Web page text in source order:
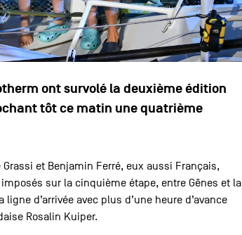
ont survolé la deuxième édition
tôt ce matin une quatrième
et Benjamin Ferré, eux aussi Français,
sur la cinquième étape, entre Gênes et la
d’arrivée avec plus d’une heure d’avance
Rosalin Kuiper.